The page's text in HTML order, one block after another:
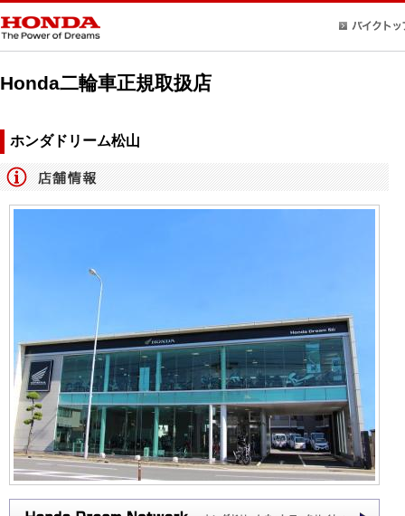
Honda二輪車正規取扱店
ホンダドリーム松山